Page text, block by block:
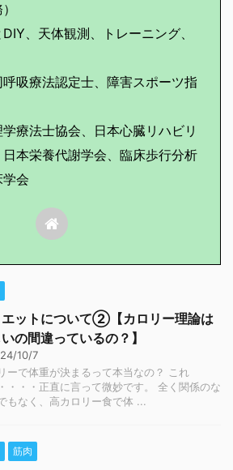
、天体観測、トレーニング、
吸療法認定士、障害スポーツ指
療法士協会、日本心臓リハビリ
本栄養代謝学会、臨床歩行分析
会
エットについて②【カロリー理論は
の間違っているの？】
10/7
ーで体重が決まるって本当なの？ これ
・・・正直に言って微妙です。 全く関係のな
もなく、高カロリー食で体 ...
筋肉